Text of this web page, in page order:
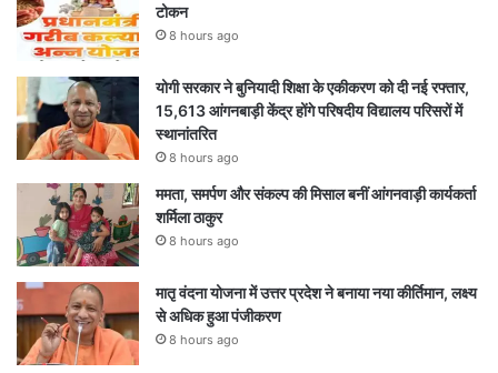
टोकन
8 hours ago
योगी सरकार ने बुनियादी शिक्षा के एकीकरण को दी नई रफ्तार,
15,613 आंगनबाड़ी केंद्र होंगे परिषदीय विद्यालय परिसरों में
स्थानांतरित
8 hours ago
ममता, समर्पण और संकल्प की मिसाल बनीं आंगनवाड़ी कार्यकर्ता
शर्मिला ठाकुर
8 hours ago
मातृ वंदना योजना में उत्तर प्रदेश ने बनाया नया कीर्तिमान, लक्ष्य
से अधिक हुआ पंजीकरण
8 hours ago